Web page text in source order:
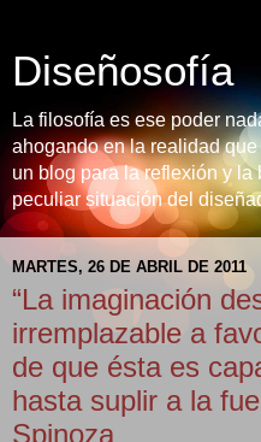
Diseñosofía
La filosofía es ese poder
ahogando en la realidad
un blog para la reflexión y
peculiar situación del
MARTES, 26 DE ABRIL DE 2011
“La imaginación
irremplazable a
de que ésta es
hasta suplir a la
Spinoza